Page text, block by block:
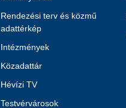
Rendezési terv és közmű
adattérkép
Intézmények
Közadattár
Hévízi TV
Testvérvárosok